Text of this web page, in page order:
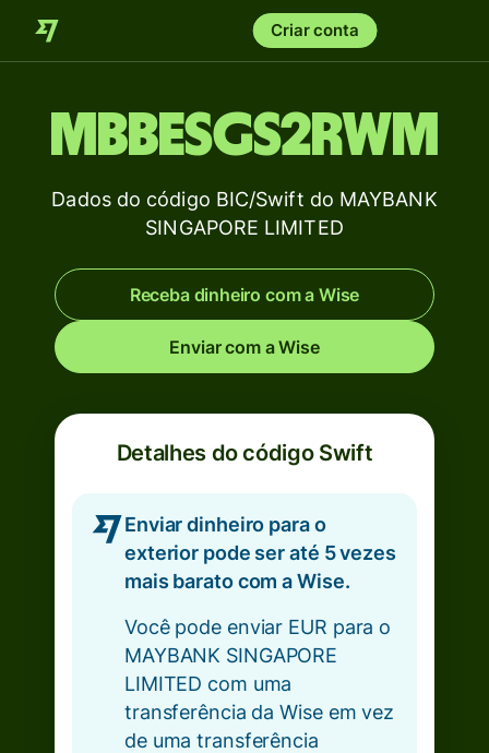
Criar conta
MBBESGS2RWM
Dados do código BIC/Swift do MAYBANK
SINGAPORE LIMITED
Receba dinheiro com a Wise
Enviar com a Wise
Detalhes do código Swift
Enviar dinheiro para o
exterior pode ser até 5 vezes
mais barato com a Wise.
Você pode enviar EUR para o
MAYBANK SINGAPORE
LIMITED com uma
transferência da Wise em vez
de uma transferência